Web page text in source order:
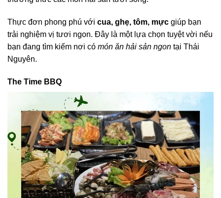
Thực đơn phong phú với cua, ghẹ, tôm, mực giúp bạn
trải nghiệm vị tươi ngon. Đây là một lựa chọn tuyệt vời nếu
bạn đang tìm kiếm nơi có món ăn hải sản ngon tại Thái
Nguyên.
The Time BBQ